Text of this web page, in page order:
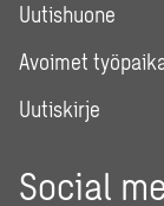
Uutishuone
Avoimet
Uutiskirje
Social